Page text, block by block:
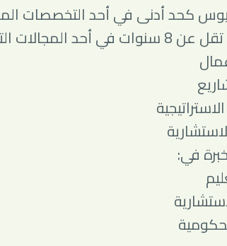
كحد أدنى في أحد التخصصات
المجالات التالية:
في: